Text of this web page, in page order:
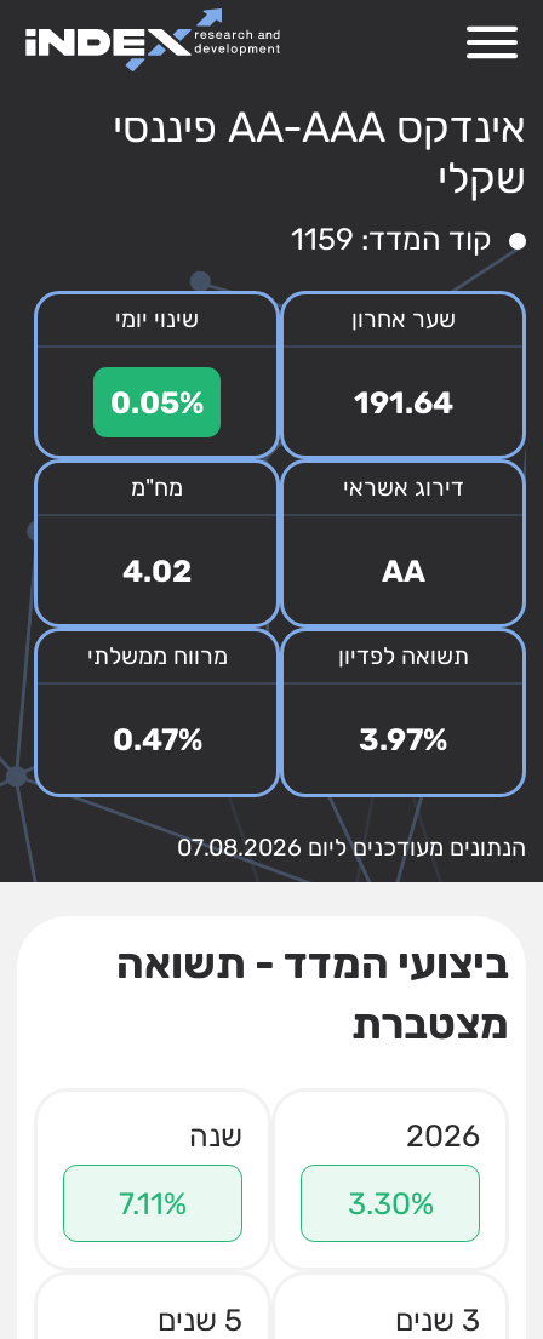
אינדקס AA-AAA פיננסי
שקלי
קוד המדד: 1159
שער אחרון
191.64
שינוי יומי
0.05%
דירוג אשראי
AA
מח"מ
4.02
תשואה לפדיון
3.97%
מרווח ממשלתי
0.47%
הנתונים מעודכנים ליום 07.08.2026
ביצועי המדד - תשואה
מצטברת
2026
3.30%
שנה
7.11%
3 שנים
5 שנים